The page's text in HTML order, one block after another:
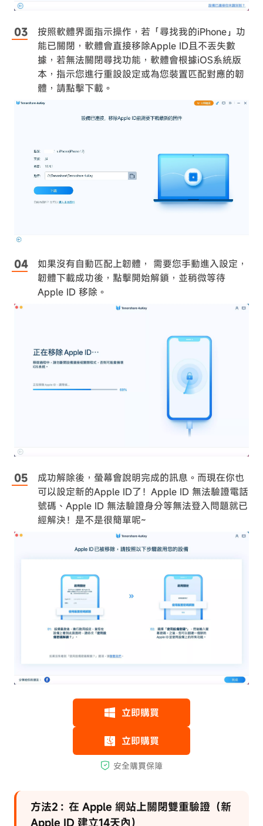
按照軟體界面指示操作，若「尋找我的iPhone」功
能已關閉，軟體會直接移除Apple ID且不丟失數
據，若無法關閉尋找功能，軟體會根據iOS系統版
本，指示您進行重設設定或為您裝置匹配對應的韌
體，請點擊下載。
如果沒有自動匹配上韌體， 需要您手動進入設定，
韌體下載成功後，點擊開始解鎖，並稍微等待
Apple ID 移除。
成功解除後，螢幕會說明完成的訊息。而現在你也
可以設定新的Apple ID了！Apple ID 無法驗證電話
號碼、Apple ID 無法驗證身分等無法登入問題就已
經解決！是不是很簡單呢~
方法2：在 Apple 網站上關閉雙重驗證（新
Apple ID 建立14天內）